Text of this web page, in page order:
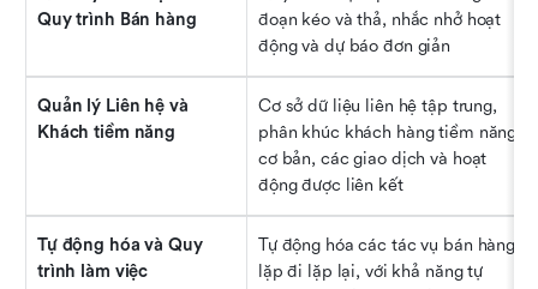
Quy trình Bán hàng
đoạn kéo và thả, nhắc nhở hoạt
động và dự báo đơn giản
Quản lý Liên hệ và
Khách tiềm năng
Cơ sở dữ liệu liên hệ tập trung,
phân khúc khách hàng tiềm năng
cơ bản, các giao dịch và hoạt
động được liên kết
Tự động hóa và Quy
trình làm việc
Tự động hóa các tác vụ bán hàng
lặp đi lặp lại, với khả năng tự